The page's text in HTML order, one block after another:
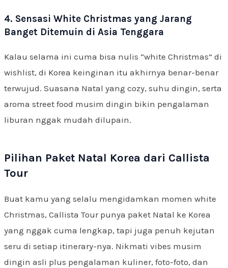
4. Sensasi White Christmas yang Jarang
Banget Ditemuin di Asia Tenggara
Kalau selama ini cuma bisa nulis “white Christmas” di
wishlist, di Korea keinginan itu akhirnya benar-benar
terwujud. Suasana Natal yang cozy, suhu dingin, serta
aroma street food musim dingin bikin pengalaman
liburan nggak mudah dilupain.
Pilihan Paket Natal Korea dari Callista
Tour
Buat kamu yang selalu mengidamkan momen white
Christmas, Callista Tour punya paket Natal ke Korea
yang nggak cuma lengkap, tapi juga penuh kejutan
seru di setiap itinerary-nya. Nikmati vibes musim
dingin asli plus pengalaman kuliner, foto-foto, dan